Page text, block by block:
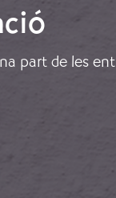
part de les